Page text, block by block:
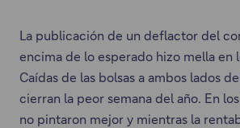
La publicación de un deflactor del
encima de lo esperado hizo mella en
Caídas de las bolsas a ambos lados
cierran la peor semana del año. En
no pintaron mejor y mientras la